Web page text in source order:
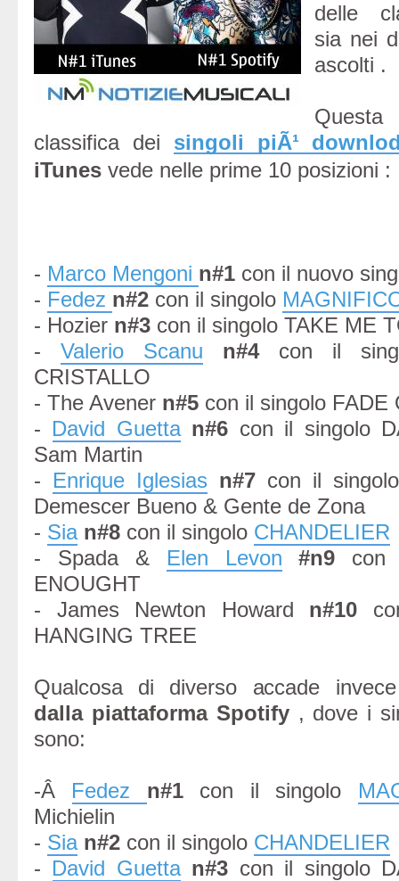
delle
sia nei
ascolti .
classifica dei singoli piÃ¹
iTunes vede nelle prime 10 posizioni :
- Marco Mengoni n#1 con il nuovo
- Fedez n#2 con il singolo
- Hozier n#3 con il singolo TAKE ME
- Valerio Scanu n#4con il
CRISTALLO
- The Avener n#5 con il singolo FADE
- David Guetta n#6 con il singolo
Sam Martin
- Enrique Iglesias n#7 con il
Demescer Bueno & Gente de Zona
- Sia n#8 con il singolo CHANDELIER
- Spada & Elen Levon #n9 con
ENOUGHT
- James Newton Howard n#10
HANGING TREE
Qualcosa di diverso accade
dalla piattaforma Spotify, dove i
sono:
-Â Fedez n#1 con il singolo
Michielin
- Sia n#2 con il singolo CHANDELIER
- David Guetta n#3 con il singolo